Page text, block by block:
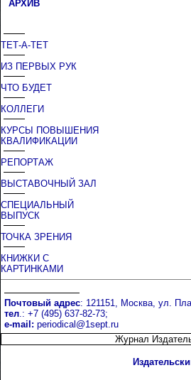
АРХИВ
ТЕТ-А-ТЕТ
ИЗ ПЕРВЫХ РУК
ЧТО БУДЕТ
КОЛЛЕГИ
КУРСЫ ПОВЫШЕНИЯ
КВАЛИФИКАЦИИ
РЕПОРТАЖ
ВЫСТАВОЧНЫЙ ЗАЛ
СПЕЦИАЛЬНЫЙ
ВЫПУСК
ТОЧКА ЗРЕНИЯ
КНИЖКИ С
КАРТИНКАМИ
Почтовый адрес: 121151, Москва, ул.
тел.: +7 (495) 637-82-73;
e-mail: periodical@1sept.ru
Журнал